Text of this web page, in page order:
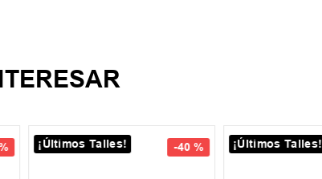
-40 %
¡Últimos Talles! ¡Últimos Talles!